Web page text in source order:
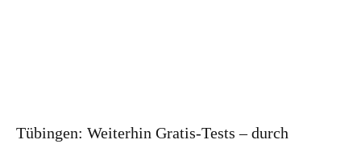
Tübingen: Weiterhin Gratis-Tests – durch